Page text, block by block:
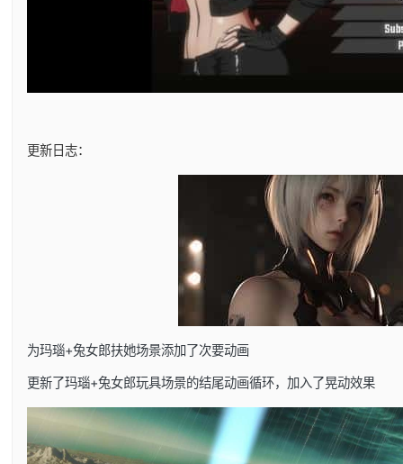
更新日志：
为玛瑙+兔女郎扶她场景添加了次要动画
更新了玛瑙+兔女郎玩具场景的结尾动画循环，加入了晃动效果